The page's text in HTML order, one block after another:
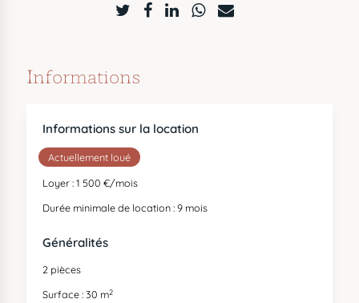
Informations
Informations sur la location
Actuellement loué
Loyer : 1 500 €/mois
Durée minimale de location : 9 mois
Généralités
2 pièces
Surface : 30 m2